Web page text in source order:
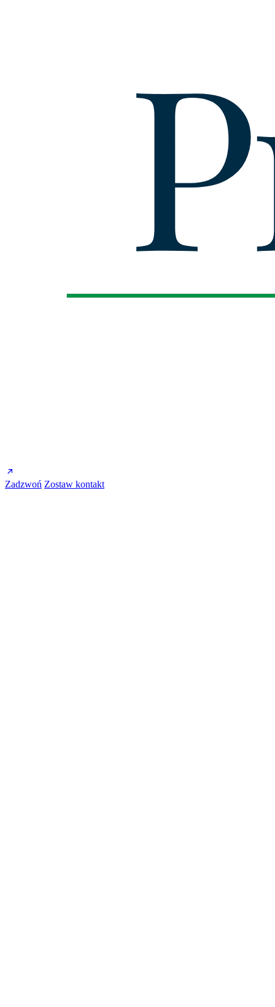
Zadzwoń Zostaw kontakt